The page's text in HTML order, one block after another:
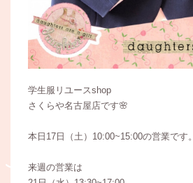
学生服リユースshop
さくらや名古屋店です🌸
本日17日（土）10:00~15:00の営業です。
来週の営業は